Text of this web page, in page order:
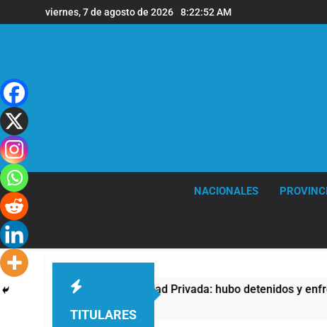
al
viernes, 7 de agosto de 2026 8:22:52 AM
NACIONALES
TITULARES
la Ley de Propiedad Privada: hubo detenidos y